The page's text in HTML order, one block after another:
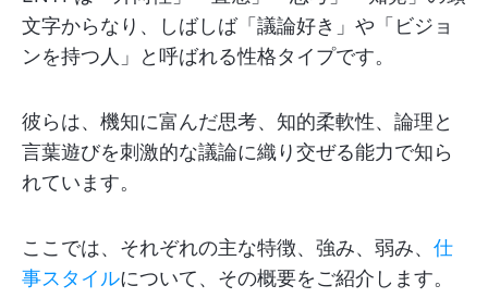
文字からなり、しばしば「議論好き」や「ビジョ
ンを持つ人」と呼ばれる性格タイプです。
彼らは、機知に富んだ思考、知的柔軟性、論理と
言葉遊びを刺激的な議論に織り交ぜる能力で知ら
れています。
ここでは、それぞれの主な特徴、強み、弱み、 仕
事スタイルについて、その概要をご紹介します。